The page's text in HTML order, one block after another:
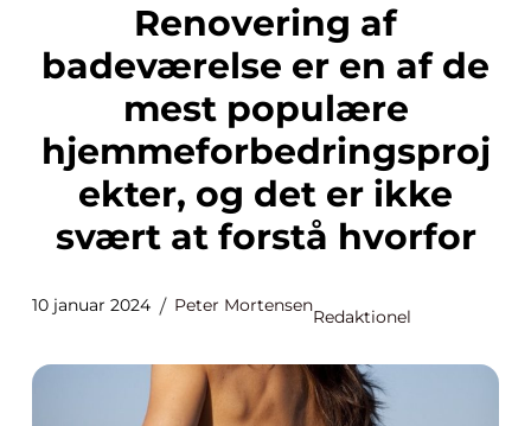
Renovering af
badeværelse er en af de
mest populære
hjemmeforbedringsproj
ekter, og det er ikke
svært at forstå hvorfor
10 januar 2024 Peter Mortensen
Redaktionel